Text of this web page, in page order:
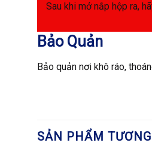
Sau khi mở nắp hộp ra,
Bảo Quản
Bảo quản nơi khô ráo,
SẢN PHẨM